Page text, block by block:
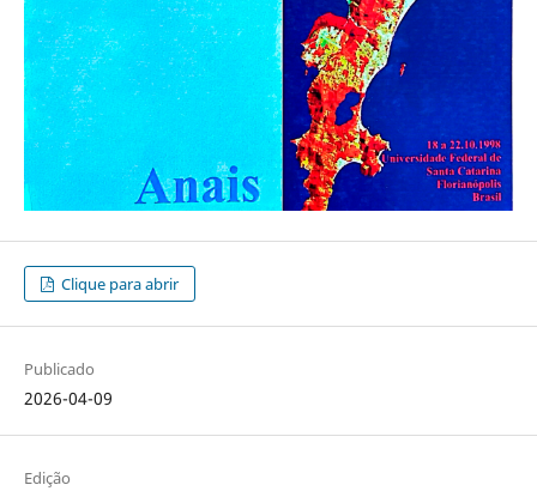
Clique para abrir
Publicado
2026-04-09
Edição